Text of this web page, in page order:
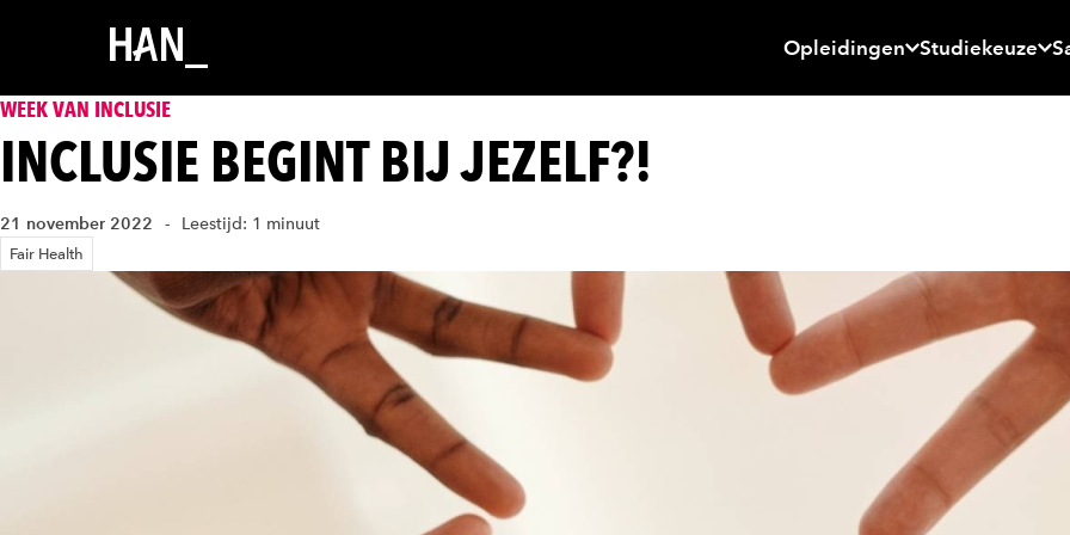
Opleidingen Studiekeuze
WEEK VAN INCLUSIE
INCLUSIE BEGINT BIJ JEZELF?!
21 november 2022 Leestijd: 1 minuut
Fair Health